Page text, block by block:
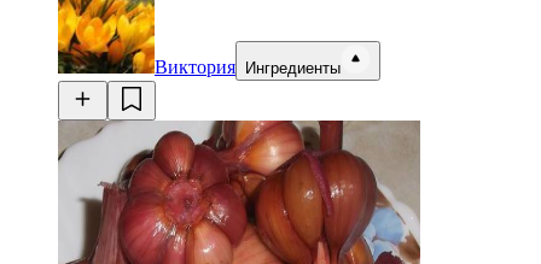
Виктория Ингредиенты